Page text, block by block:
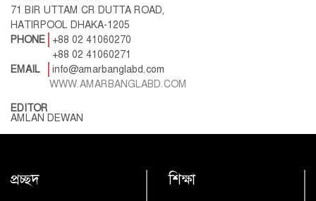
71 BIR UTTAM CR DUTTA ROAD,
HATIRPOOL DHAKA-1205
PHONE
+88 02 41060270
+88 02 41060271
EMAIL
info@amarbanglabd.com
WWW.AMARBANGLABD.COM
EDITOR
AMLAN DEWAN
প্রচ্ছদ শিক্ষা